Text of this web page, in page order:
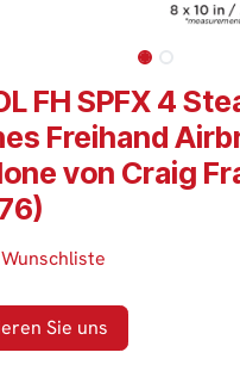
FH SPFX 4
Freihand
von Craig
Sie uns